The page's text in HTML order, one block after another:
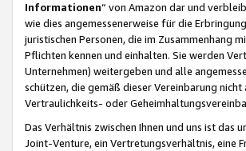
Informationen“ von Amazon dar und
wie dies angemessenerweise für die
juristischen Personen, die im Zusammenhang
Pflichten kennen und einhalten. Sie werden
Unternehmen) weitergeben und alle
schützen, die gemäß dieser Vereinbarung
Vertraulichkeits- oder
Das Verhältnis zwischen Ihnen und uns ist
Joint-Venture, ein Vertretungsverhältnis, eine